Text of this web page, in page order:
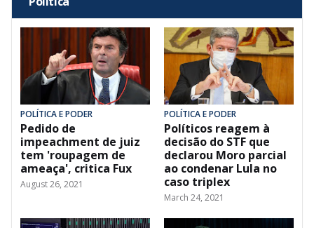
POLÍTICA E PODER
Pedido de
impeachment de juiz
tem 'roupagem de
ameaça', critica Fux
August 26, 2021
POLÍTICA E PODER
Políticos reagem à
decisão do STF que
declarou Moro parcial
ao condenar Lula no
caso triplex
March 24, 2021